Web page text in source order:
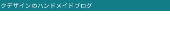
デザインのハンドメイドブログ